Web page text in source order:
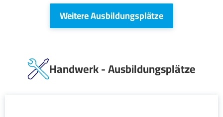
Weitere Ausbildungsplätze
Handwerk - Ausbildungsplätze